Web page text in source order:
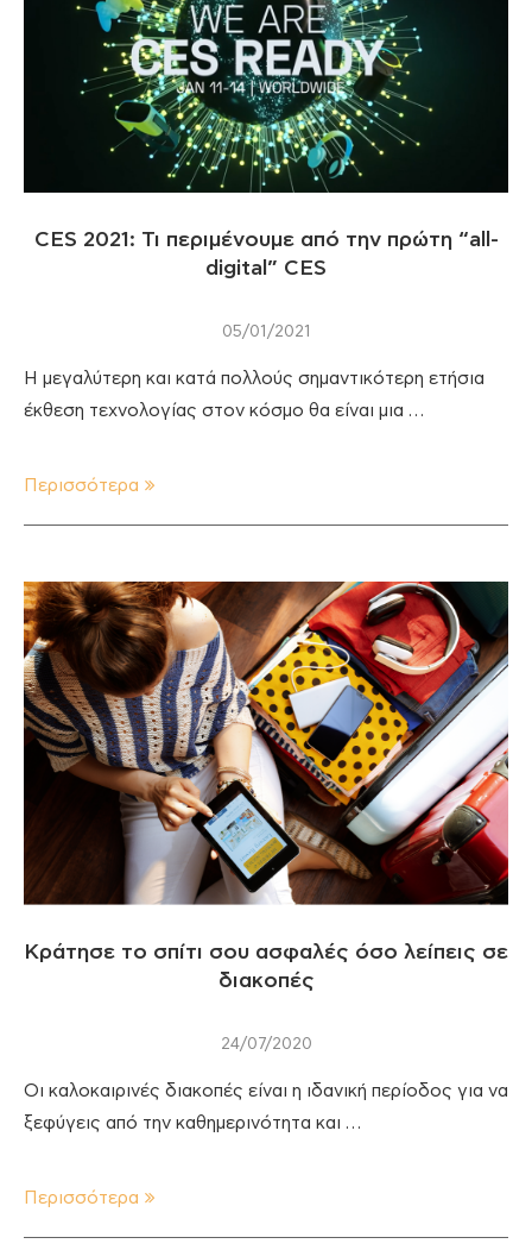
CES 2021: Τι περιμένουμε από την πρώτη “all-
digital” CES
05/01/2021
Η μεγαλύτερη και κατά πολλούς σημαντικότερη ετήσια
έκθεση τεχνολογίας στον κόσμο θα είναι μια …
Περισσότερα
Κράτησε το σπίτι σου ασφαλές όσο λείπεις σε
διακοπές
24/07/2020
Οι καλοκαιρινές διακοπές είναι η ιδανική περίοδος για να
ξεφύγεις από την καθημερινότητα και …
Περισσότερα